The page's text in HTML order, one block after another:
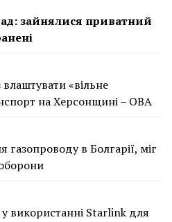
зайнялися приватний
«вільне
на Херсонщині – ОВА
газопроводу в Болгарії, міг
використанні Starlink для